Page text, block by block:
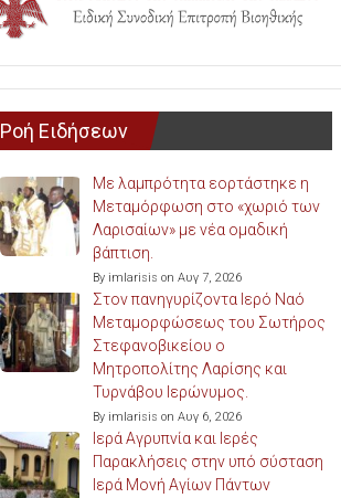
Ροή Ειδήσεων
Με λαμπρότητα εορτάστηκε η
Μεταμόρφωση στο «χωριό των
Λαρισαίων» με νέα ομαδική
βάπτιση.
By imlarisis on Αυγ 7, 2026
Στον πανηγυρίζοντα Ιερό Ναό
Μεταμορφώσεως του Σωτήρος
Στεφανοβικείου ο
Μητροπολίτης Λαρίσης και
Τυρνάβου Ιερώνυμος.
By imlarisis on Αυγ 6, 2026
Ιερά Αγρυπνία και Ιερές
Παρακλήσεις στην υπό σύσταση
Ιερά Μονή Αγίων Πάντων